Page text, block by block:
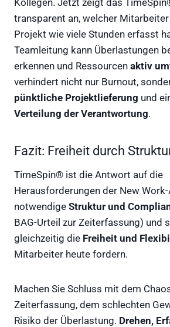
transparent an, welcher
Projekt wie viele Stunden erfasst
Teamleitung kann Überlastungen
erkennen und Ressourcen aktiv
verhindert nicht nur Burnout,
pünktliche Projektlieferung und
Verteilung der Verantwortung.
Fazit: Freiheit durch
TimeSpin® ist die Antwort auf die
Herausforderungen der New
notwendige Struktur und
BAG-Urteil zur Zeiterfassung) und
gleichzeitig die Freiheit und
Mitarbeiter heute fordern.
Machen Sie Schluss mit dem
Zeiterfassung, dem schlechten
Risiko der Überlastung. Drehen,